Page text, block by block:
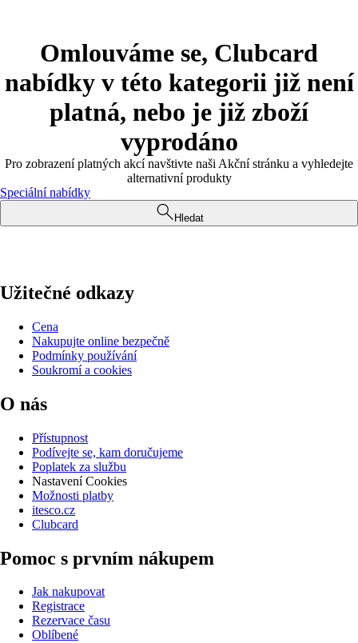
Omlouváme se, Clubcard
nabídky v této kategorii již není
platná, nebo je již zboží
vyprodáno
Pro zobrazení platných akcí navštivte naši Akční stránku a vyhledejte
alternativní produkty
Speciální nabídky
Hledat
Užitečné odkazy
Cena
Nakupujte online bezpečně
Podmínky používání
Soukromí a cookies
O nás
Přístupnost
Podívejte se, kam doručujeme
Poplatek za službu
Nastavení Cookies
Možnosti platby
itesco.cz
Clubcard
Pomoc s prvním nákupem
Jak nakupovat
Registrace
Rezervace času
Oblíbené